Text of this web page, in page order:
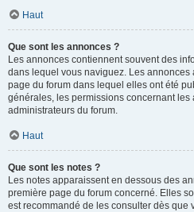
Haut
Que sont les annonces ?
Les annonces contiennent souvent des
dans lequel vous naviguez. Les
page du forum dans lequel elles ont été
générales, les permissions concernant
administrateurs du forum.
Haut
Que sont les notes ?
Les notes apparaissent en dessous des
première page du forum concerné. Elles
est recommandé de les consulter dès que